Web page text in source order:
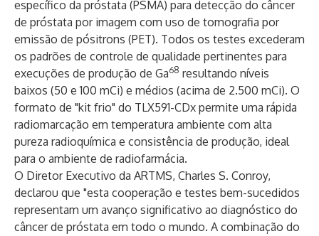
específico da próstata (PSMA) para detecção do câncer
de próstata por imagem com uso de tomografia por
emissão de pósitrons (PET). Todos os testes excederam
os padrões de controle de qualidade pertinentes para
execuções de produção de Ga68 resultando níveis
baixos (50 e 100 mCi) e médios (acima de 2.500 mCi). O
formato de "kit frio" do TLX591-CDx permite uma rápida
radiomarcação em temperatura ambiente com alta
pureza radioquímica e consistência de produção, ideal
para o ambiente de radiofarmácia.
O Diretor Executivo da ARTMS, Charles S. Conroy,
declarou que "esta cooperação e testes bem-sucedidos
representam um avanço significativo ao diagnóstico do
câncer de próstata em todo o mundo. A combinação do